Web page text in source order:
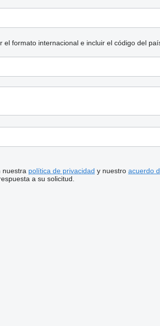
formato internacional e incluir el código del
nuestra política de privacidad y nuestro acuerdo
a su solicitud.